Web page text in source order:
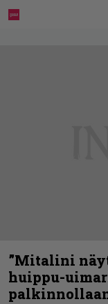
”Mitalini
huippu-